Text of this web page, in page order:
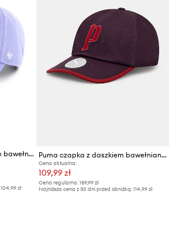
47 brand czapka z daszkiem bawełniana MLB New York Yankees
104,99 zł
Puma czapka z daszkiem bawełniana Play Paris Retro Club
Cena aktualna:
109,99 zł
Cena regularna: 189,99 zł
Najniższa cena z 30 dni przed obniżką: 114,99 zł